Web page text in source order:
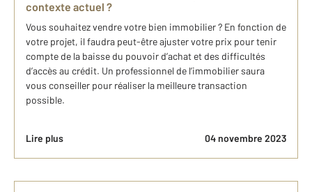
contexte actuel ?
Vous souhaitez vendre votre bien immobilier ? En fonction de
votre projet, il faudra peut-être ajuster votre prix pour tenir
compte de la baisse du pouvoir d’achat et des difficultés
d’accès au crédit. Un professionnel de l’immobilier saura
vous conseiller pour réaliser la meilleure transaction
possible.
Lire plus 04 novembre 2023